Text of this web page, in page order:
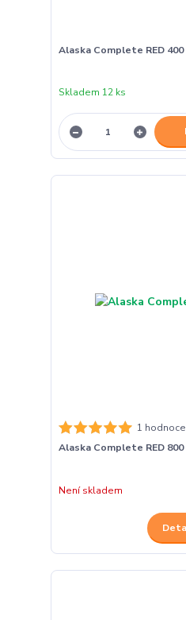
Alaska Complete RED 400
Skladem 12 ks
1
Alaska Complete RED 800
Není skladem